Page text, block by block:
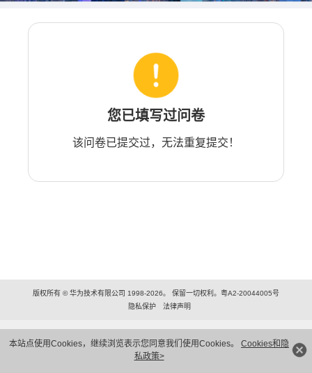
本站点使用Cookies，继续浏览表示您同意我们使用Cookies。 Cookies和隐
私政策>
您已填写过问卷
该问卷已提交过，无法重复提交！
版权所有 © 华为技术有限公司 1998-2026。 保留一切权利。粤A2-20044005号
隐私保护
法律声明